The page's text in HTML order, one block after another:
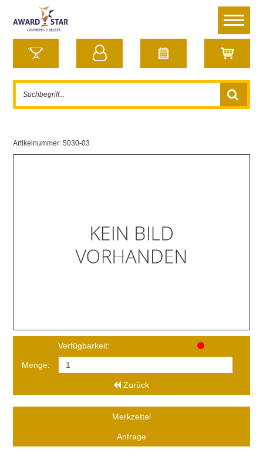
Artikelnummer: 5030-03
Verfügbarkeit:
Menge:
Zurück
Merkzettel
Anfrage